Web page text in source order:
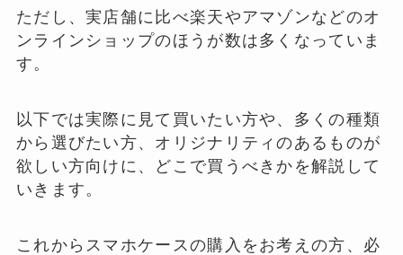
ただし、実店舗に比べ楽天やアマゾンなどのオ
ンラインショップのほうが数は多くなっていま
す。
以下では実際に見て買いたい方や、多くの種類
から選びたい方、オリジナリティのあるものが
欲しい方向けに、どこで買うべきかを解説して
いきます。
これからスマホケースの購入をお考えの方、必